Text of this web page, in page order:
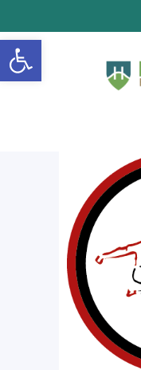
Ouvrir la barre d’outils